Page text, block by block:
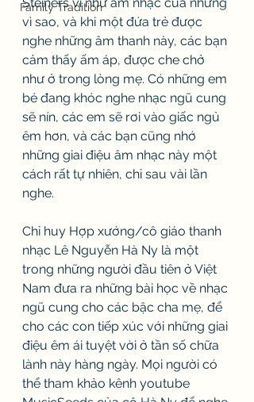
Family Tradition
vì sao, và khi một đứa trẻ được
nghe những âm thanh này, các bạn
cảm thấy ấm áp, được che chở
như ở trong lòng mẹ. Có những em
bé đang khóc nghe nhạc ngũ cung
sẽ nín, các em sẽ rơi vào giấc ngủ
êm hơn, và các bạn cũng nhớ
những giai điệu âm nhạc này một
cách rất tự nhiên, chỉ sau vài lần
nghe.
Chỉ huy Hợp xướng/cô giáo thanh
nhạc Lê Nguyễn Hà Ny là một
trong những người đầu tiên ở Việt
Nam đưa ra những bài học về nhạc
ngũ cung cho các bậc cha mẹ, để
cho các con tiếp xúc với những giai
điệu êm ái tuyệt vời ở tần số chữa
lành này hàng ngày. Mọi người có
thể tham khảo kênh youtube